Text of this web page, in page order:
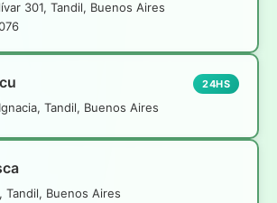
301, Tandil, Buenos Aires
Tandil, Buenos Aires
24HS
Tandil, Buenos Aires